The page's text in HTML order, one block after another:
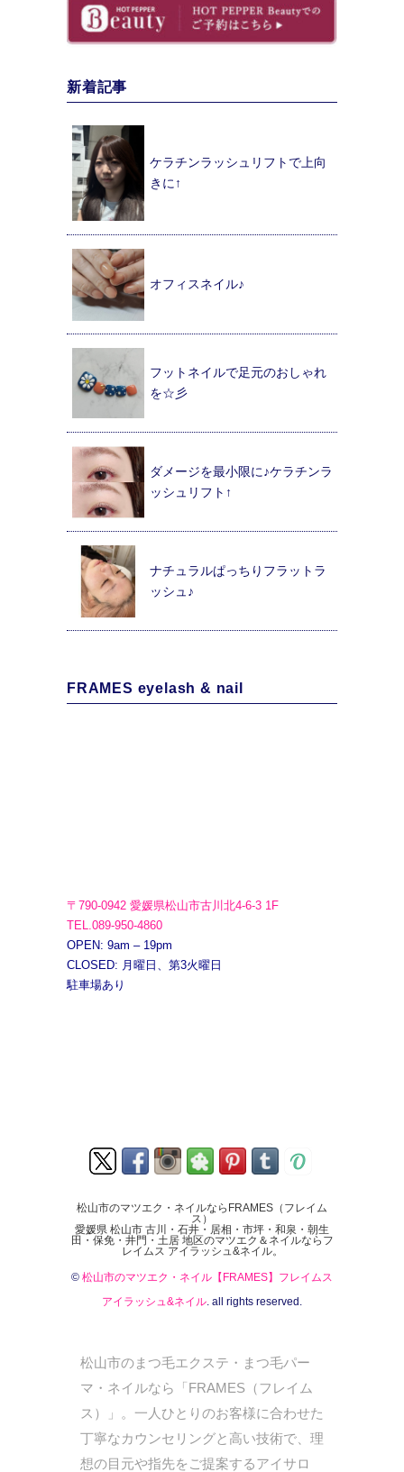
新着記事
ケラチンラッシュリフトで上向
きに↑
オフィスネイル♪
フットネイルで足元のおしゃれ
を☆彡
ダメージを最小限に♪ケラチンラ
ッシュリフト↑
ナチュラルぱっちりフラットラ
ッシュ♪
FRAMES eyelash & nail
〒790-0942 愛媛県松山市古川北4-6-3 1F
TEL.089-950-4860
OPEN: 9am – 19pm
CLOSED: 月曜日、第3火曜日
駐車場あり
松山市のマツエク・ネイルならFRAMES（フレイム
ス）
愛媛県 松山市 古川・石井・居相・市坪・和泉・朝生
田・保免・井門・土居 地区のマツエク＆ネイルならフ
レイムス アイラッシュ&ネイル。
© 松山市のマツエク・ネイル【FRAMES】フレイムス
アイラッシュ&ネイル. all rights reserved.
松山市のまつ毛エクステ・まつ毛パー
マ・ネイルなら「FRAMES（フレイム
ス）」。一人ひとりのお客様に合わせた
丁寧なカウンセリングと高い技術で、理
想の目元や指先をご提案するアイサロ